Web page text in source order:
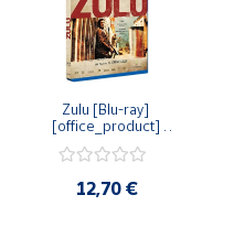
Zulu [Blu-ray]
[office_product]
12,70 €